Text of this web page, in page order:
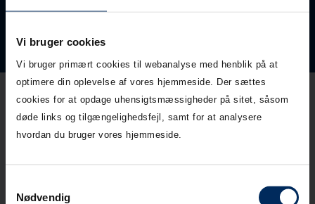
Vi bruger cookies
Vi bruger primært cookies til webanalyse med henblik på at
optimere din oplevelse af vores hjemmeside. Der sættes
cookies for at opdage uhensigtsmæssigheder på sitet, såsom
døde links og tilgængelighedsfejl, samt for at analysere
hvordan du bruger vores hjemmeside.
Nødvendig
Vejledninger
betonbrønde, betonrør,